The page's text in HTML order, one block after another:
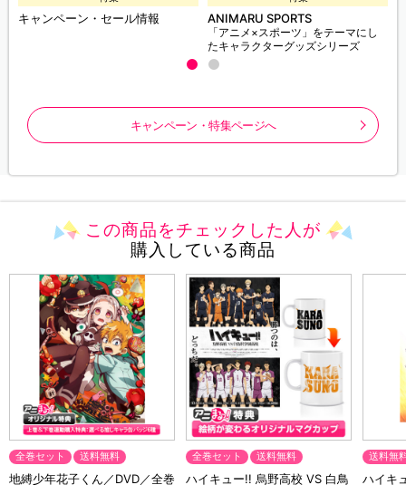
キャンペーン・セール情報 ANIMARU SPORTS
「アニメ×スポーツ」をテーマにし
たキャラクターグッズシリーズ
キャンペーン・特集ページへ
この商品をチェックした人が
購入している商品
全巻セット 送料無料
地縛少年花子くん／DVD／全巻
全巻セット 送料無料
ハイキュー!! 烏野高校 VS 白鳥
送料無
ハイキ